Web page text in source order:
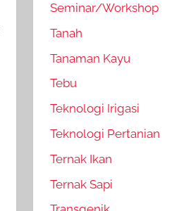
Seminar/Workshop
Tanah
Tanaman Kayu
Tebu
Teknologi Irigasi
Teknologi Pertanian
Ternak Ikan
Ternak Sapi